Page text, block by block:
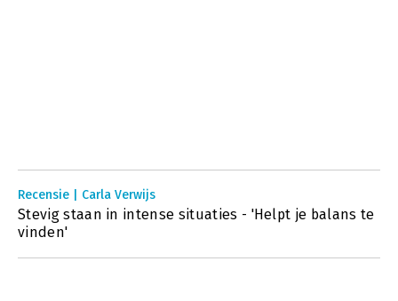
Recensie | Carla Verwijs
Stevig staan in intense situaties - 'Helpt je balans te
vinden'